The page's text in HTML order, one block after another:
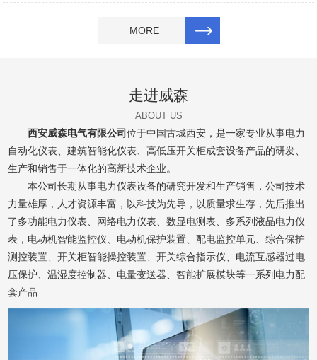
MORE
走进威森
ABOUT US
西安威森电气有限公司位于中国古城西安，是一家专业从事电力
自动化仪表、建筑智能化仪表、高低压开关柜成套设备产品的研发、
生产和销售于一体化的高新技术企业。
本公司长期从事电力仪表设备的研究开发和生产销售，公司技术
力量雄厚，人才资源丰富，以科技为先导，以质量求生存，先后推出
了多功能电力仪表、网络电力仪表、数显电测表、多系列液晶电力仪
表，电动机智能监控仪、电动机保护装置、配电监控单元、综合保护
测控装置、开关柜智能操控装置、开关综合指示仪、电流互感器过电
压保护、温湿度控制器、电量变送器、智能扩展模块等一系列电力配
套产品